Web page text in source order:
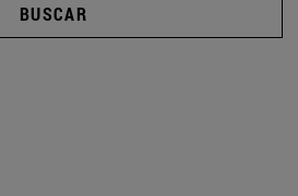
BUSCAR